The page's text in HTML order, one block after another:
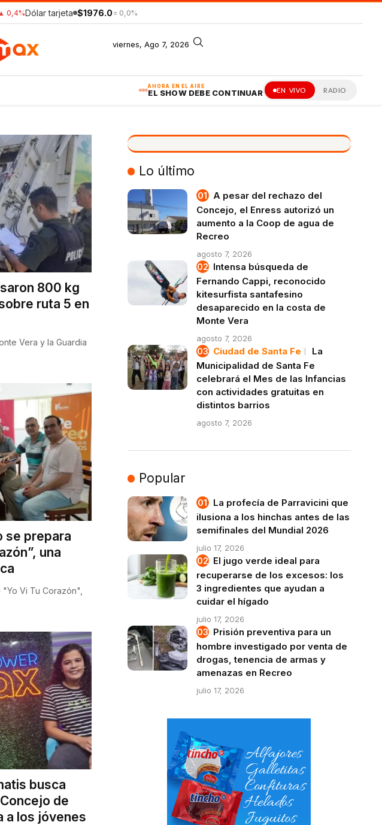
▲ 0,4%Dólar tarjeta $1976.0 = 0,0%
viernes, Ago 7, 2026
AHORA EN EL AIRE
EL SHOW DEBE CONTINUAR EN VIVO RADIO
800 kg
ruta 5 en
Vera y la Guardia
se prepara
una
Vi Tu Corazón",
busca
de
a los jóvenes
VIVO
Lo último
A pesar del rechazo del
Concejo, el Enress autorizó un
aumento a la Coop de agua de
Recreo
agosto 7, 2026
Intensa búsqueda de
Fernando Cappi, reconocido
kitesurfista santafesino
desaparecido en la costa de
Monte Vera
agosto 7, 2026
Ciudad de Santa Fe
La
Municipalidad de Santa Fe
celebrará el Mes de las Infancias
con actividades gratuitas en
distintos barrios
agosto 7, 2026
Popular
La profecía de Parravicini que
ilusiona a los hinchas antes de las
semifinales del Mundial 2026
julio 17, 2026
El jugo verde ideal para
recuperarse de los excesos: los
3 ingredientes que ayudan a
cuidar el hígado
julio 17, 2026
Prisión preventiva para un
hombre investigado por venta de
drogas, tenencia de armas y
amenazas en Recreo
julio 17, 2026